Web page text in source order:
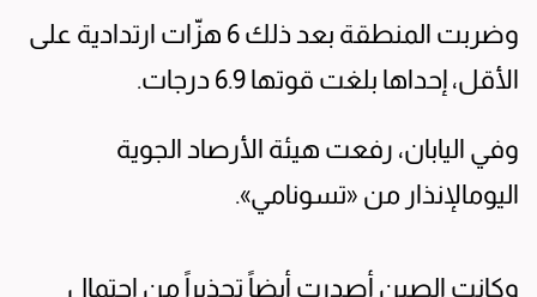
وضربت المنطقة بعد ذلك 6 هزّات ارتدادية على
الأقل، إحداها بلغت قوتها 6.9 درجات.
وفي اليابان، رفعت هيئة الأرصاد الجوية
اليومالإنذار من «تسونامي».
وكانت الصين أصدرت أيضاً تحذيراً من احتمال